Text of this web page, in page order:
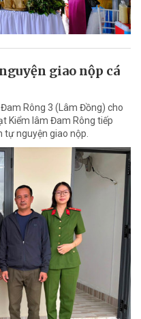
giao nộp cá
Rông 3 (Lâm Đồng) cho
Kiểm lâm Đam Rông tiếp
tự nguyện giao nộp.